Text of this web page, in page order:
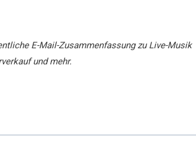
E-Mail-Zusammenfassung zu Live-Musik
und mehr.